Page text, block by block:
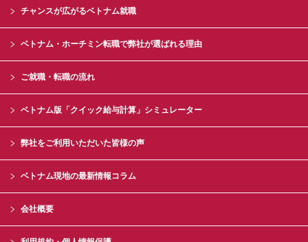
チャンスが広がるベトナム就職
ベトナム・ホーチミン転職で弊社が選ばれる理由
ご就職・転職の流れ
ベトナム版「クイック給与計算」シミュレーター
弊社をご利用いただいた皆様の声
ベトナム現地の最新情報コラム
会社概要